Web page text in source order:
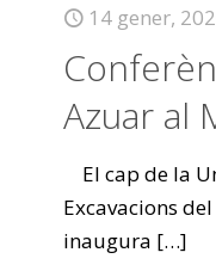
14 gener,
Azuar al
El cap de la
Excavacions
inaugura […]